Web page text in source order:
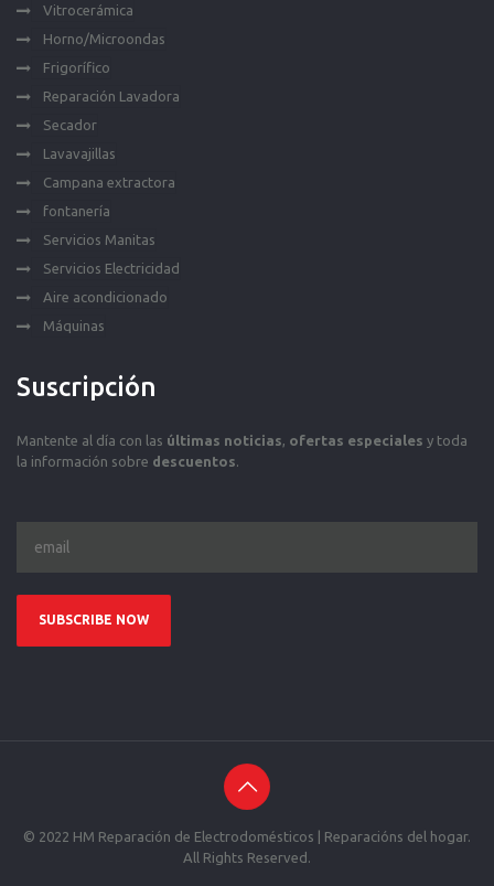
Vitrocerámica
Horno/Microondas
Frigorífico
Reparación Lavadora
Secador
Lavavajillas
Campana extractora
fontanería
Servicios Manitas
Servicios Electricidad
Aire acondicionado
Máquinas
Suscripción
Mantente al día con las últimas noticias ofertas especiales y toda
la información sobre descuentos
© 2022 HM Reparación de Electrodomésticos | Reparacións del hogar.
All Rights Reserved.